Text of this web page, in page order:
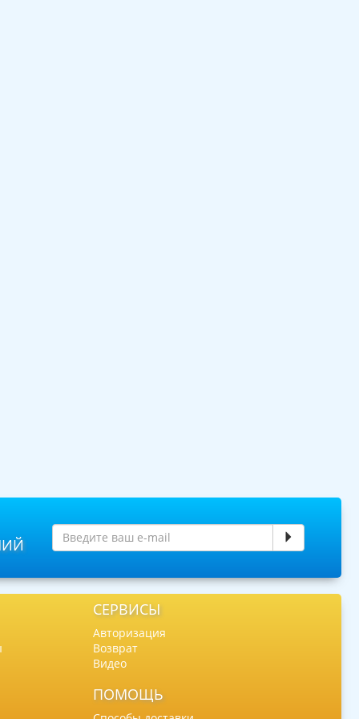
СЕРВИСЫ
Авторизация
Возврат
Видео
ПОМОЩЬ